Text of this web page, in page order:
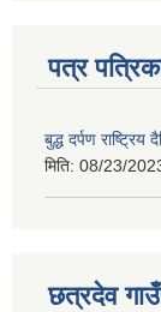
पत्र
बुद्ध दर्पण
मिति: 08/23/
छत्रदेव